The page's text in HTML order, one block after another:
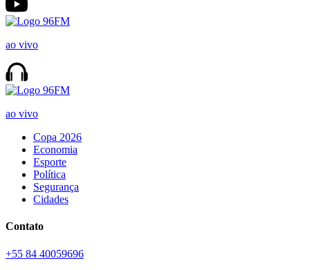
ao vivo
ao vivo
Copa 2026
Economia
Esporte
Política
Segurança
Cidades
Contato
+55 84 40059696